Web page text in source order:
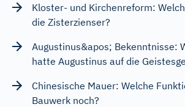
Kloster- und Kirchenreform:
die Zisterzienser?
Augustinus&apos; Bekenntnisse:
hatte Augustinus auf die
Chinesische Mauer: Welche
Bauwerk noch?